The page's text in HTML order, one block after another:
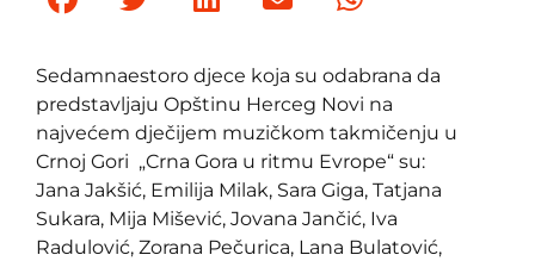
Sedamnaestoro djece koja su odabrana da
predstavljaju Opštinu Herceg Novi na
najvećem dječijem muzičkom takmičenju u
Crnoj Gori „Crna Gora u ritmu Evrope“ su:
Jana Jakšić, Emilija Milak, Sara Giga, Tatjana
Sukara, Mija Mišević, Jovana Jančić, Iva
Radulović, Zorana Pečurica, Lana Bulatović,